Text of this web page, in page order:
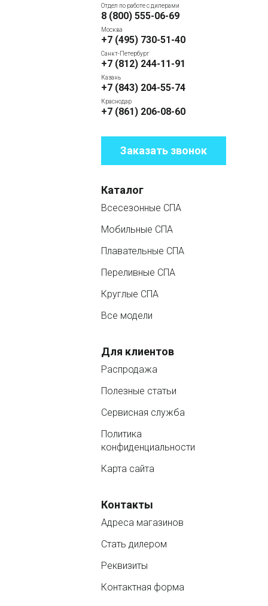
Отдел по работе с дилерами
8 (800) 555-06-69
Москва
+7 (495) 730-51-40
Санкт-Петербург
+7 (812) 244-11-91
Казань
+7 (843) 204-55-74
Краснодар
+7 (861) 206-08-60
Заказать звонок
Каталог
Всесезонные СПА
Мобильные СПА
Плавательные СПА
Переливные СПА
Круглые СПА
Все модели
Для клиентов
Распродажа
Полезные статьи
Сервисная служба
Политика
конфиденциальности
Карта сайта
Контакты
Адреса магазинов
Стать дилером
Реквизиты
Контактная форма